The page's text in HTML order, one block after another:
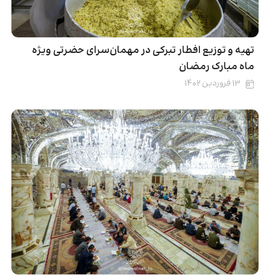
تهیه و توزیع افطار تبرکی در مهمان‌سرای حضرتی ویژه
ماه مبارک رمضان
۱۳ فروردین ۱۴۰۲